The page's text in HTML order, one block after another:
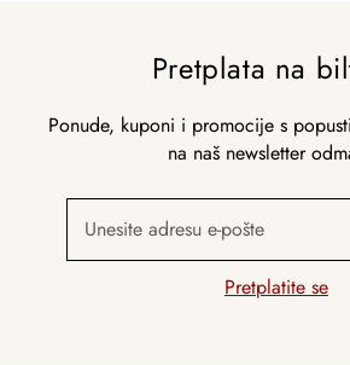
Pretplata na
Ponude, kuponi i promocije s
na naš newsletter
Unesite adresu e-pošte
Pretplatite se